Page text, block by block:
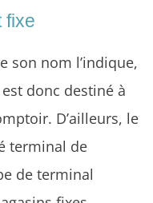
fixe
son nom l’indique,
donc destiné à
D’ailleurs, le
terminal de
de terminal